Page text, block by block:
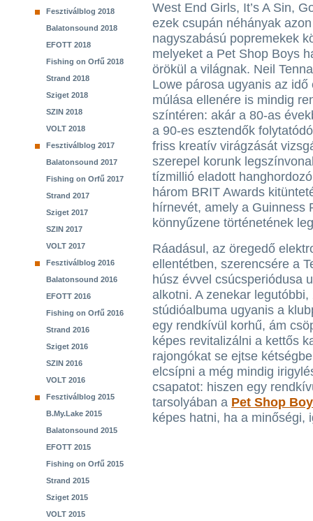
Fesztiválblog 2018
Balatonsound 2018
EFOTT 2018
Fishing on Orfű 2018
Strand 2018
Sziget 2018
SZIN 2018
VOLT 2018
Fesztiválblog 2017
Balatonsound 2017
Fishing on Orfű 2017
Strand 2017
Sziget 2017
SZIN 2017
VOLT 2017
Fesztiválblog 2016
Balatonsound 2016
EFOTT 2016
Fishing on Orfű 2016
Strand 2016
Sziget 2016
SZIN 2016
VOLT 2016
Fesztiválblog 2015
B.My.Lake 2015
Balatonsound 2015
EFOTT 2015
Fishing on Orfű 2015
Strand 2015
Sziget 2015
VOLT 2015
West End Girls, It’s A Sin,
ezek csupán néhányak azon
nagyszabású popremekek
melyeket a Pet Shop Boys
örökül a világnak. Neil
Lowe párosa ugyanis az idő
múlása ellenére is mindig
színtéren: akár a 80-as
a 90-es esztendők
friss kreatív virágzását
szerepel korunk
tízmillió eladott
három BRIT Awards
hírnevét, amely a Guinness
könnyűzene történetének
Ráadásul, az öregedő
ellentétben, szerencsére a
húsz évvel csúcsperiódusa
alkotni. A zenekar
stúdióalbuma ugyanis a
egy rendkívül korhű, ám
képes revitalizálni a kettős
rajongókat se ejtse
elcsípni a még mindig
csapatot: hiszen egy
tarsolyában a Pet Shop
képes hatni, ha a minőségi,